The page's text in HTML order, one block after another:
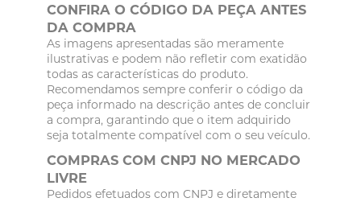
CONFIRA O CÓDIGO DA PEÇA ANTES
DA COMPRA
As imagens apresentadas são meramente
ilustrativas e podem não refletir com exatidão
todas as características do produto.
Recomendamos sempre conferir o código da
peça informado na descrição antes de concluir
a compra, garantindo que o item adquirido
seja totalmente compatível com o seu veículo.
COMPRAS COM CNPJ NO MERCADO
LIVRE
Pedidos efetuados com CNPJ e diretamente